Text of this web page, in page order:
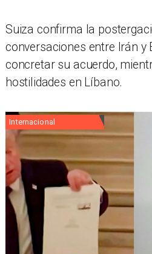
Suiza confirma la
conversaciones entre Irán y
concretar su acuerdo,
hostilidades en Líbano.
Internacional